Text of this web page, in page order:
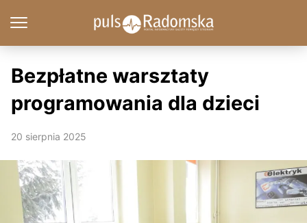
Bezpłatne warsztaty
programowania dla dzieci
20 sierpnia 2025